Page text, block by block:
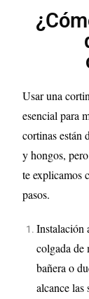
Usar una
esencial para
cortinas están
y hongos,
te explicamos
pasos.
Instalación
colgada de
bañera o
alcance